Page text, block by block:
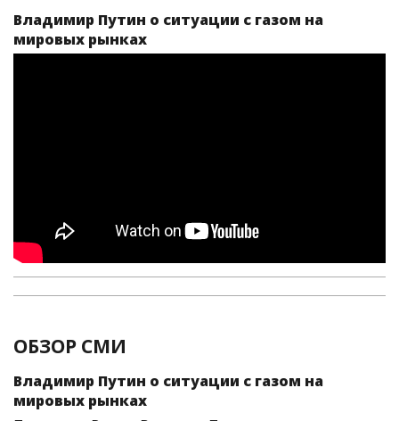
Владимир Путин о ситуации с газом на
мировых рынках
ОБЗОР СМИ
Владимир Путин о ситуации с газом на
мировых рынках